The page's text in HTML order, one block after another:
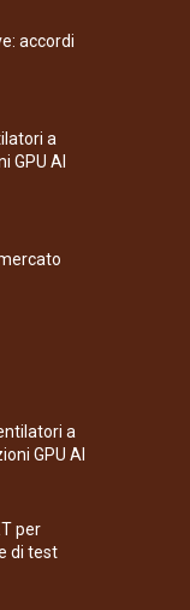
accordi
a
GPU AI
a
GPU AI
per
di test